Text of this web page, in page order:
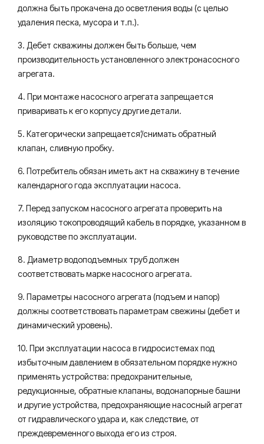
должна быть прокачена до осветления воды (с целью
удаления песка, мусора и т.п.).
3. Дебет скважины должен быть больше, чем
производительность установленного электронасосного
агрегата.
4. При монтаже насосного агрегата запрещается
приваривать к его корпусу другие детали.
5. Категорически запрещается’/снимать обратный
клапан, сливную пробку.
6. Потребитель обязан иметь акт на скважину в течение
календарного года эксплуатации насоса.
7. Перед запуском насосного агрегата проверить на
изоляцию токопроводящий кабель в порядке, указанном в
руководстве по эксплуатации.
8. Диаметр водоподъемных труб должен
соответствовать марке насосного агрегата.
9. Параметры насосного агрегата (подъем и напор)
должны соответствовать параметрам свежины (дебет и
динамический уровень).
10. При эксплуатации насоса в гидросистемах под
избыточным давлением в обязательном порядке нужно
применять устройства: предохранительные,
редукционные, обратные клапаны, водонапорные башни
и другие устройства, предохраняющие насосный агрегат
от гидравлического удара и, как следствие, от
преждевременного выхода его из строя.